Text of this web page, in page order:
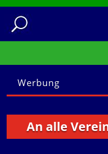
Werbung
An alle